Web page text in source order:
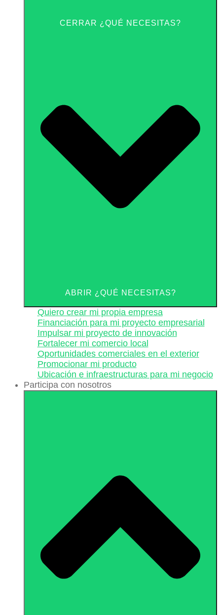
CERRAR ¿QUÉ NECESITAS?
ABRIR ¿QUÉ NECESITAS?
Quiero crear mi propia empresa
Financiación para mi proyecto empresarial
Impulsar mi proyecto de innovación
Fortalecer mi comercio local
Oportunidades comerciales en el exterior
Promocionar mi producto
Ubicación e infraestructuras para mi negocio
Participa con nosotros